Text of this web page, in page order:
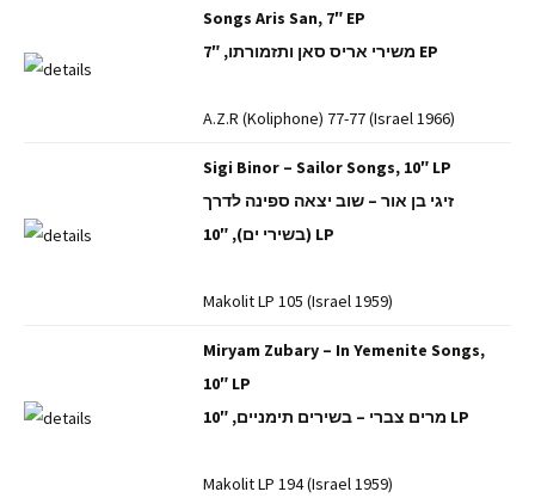
Songs Aris San, 7″ EP
משירי אריס סאן ותזמורתו, 7″ EP
A.Z.R (Koliphone) 77-77 (Israel 1966)
Sigi Binor – Sailor Songs, 10″ LP
זיגי בן אור – שוב יצאה ספינה לדרך
(בשירי ים), 10″ LP
Makolit LP 105 (Israel 1959)
Miryam Zubary – In Yemenite Songs,
10″ LP
מרים צברי – בשירים תימניים, 10″ LP
Makolit LP 194 (Israel 1959)